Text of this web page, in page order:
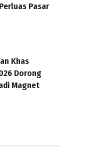
Pasar
Khas
Dorong
Magnet